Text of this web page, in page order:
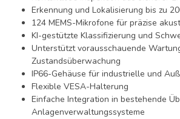
Erkennung und Lokalisierung bis zu
124 MEMS-Mikrofone für präzise
KI-gestützte Klassifizierung und
Unterstützt vorausschauende
Zustandsüberwachung
IP66-Gehäuse für industrielle und
Flexible VESA-Halterung
Einfache Integration in bestehende
Anlagenverwaltungssysteme